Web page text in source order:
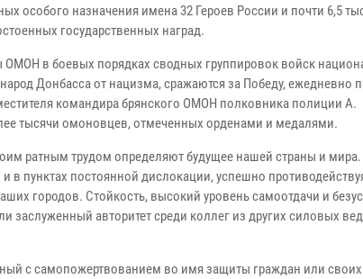
особого назначения имена 32 Героев России и почти 6,5
государственных наград.
в боевых порядках сводных группировок войск
Донбасса от нацизма, сражаются за Победу, ежедневно
командира брянского ОМОН полковника полиции А.
тысячи омоновцев, отмеченных орденами и медалями.
ратным трудом определяют будущее нашей страны и мира.
пунктах постоянной дислокации, успешно
городов. Стойкость, высокий уровень самоотдачи и
авторитет среди коллег из других силовых
с самопожертвованием во имя защиты граждан или